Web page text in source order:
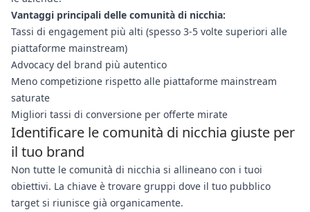
Vantaggi principali delle comunità di nicchia:
Tassi di engagement più alti (spesso 3-5 volte superiori alle
piattaforme mainstream)
Advocacy del brand più autentico
Meno competizione rispetto alle piattaforme mainstream
saturate
Migliori tassi di conversione per offerte mirate
Identificare le comunità di nicchia giuste per
il tuo brand
Non tutte le comunità di nicchia si allineano con i tuoi
obiettivi. La chiave è trovare gruppi dove il tuo pubblico
target si riunisce già organicamente.